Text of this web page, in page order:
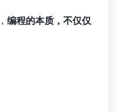
编程的本质，不仅仅